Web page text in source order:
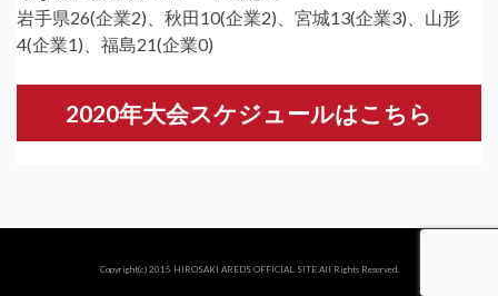
選手リレーブロ
フォトギャラリ
ー
岩手県26(企業2)、秋田10(企業2)、宮城13(企業3)、山形
4(企業1)、福島21(企業0)
2020年大会スケジュールはこちら
Copyright(c) 2015 HIROSAKI AREDS OFFICIAL SITEAll Rights Reserved.